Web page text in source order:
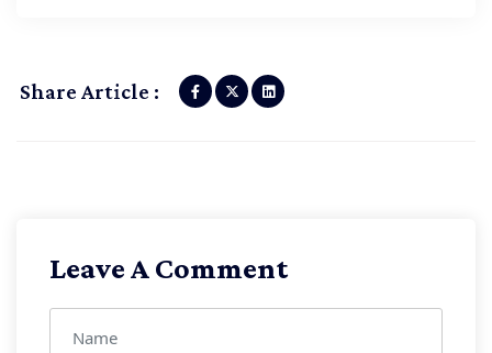
Share Article :
Leave A Comment